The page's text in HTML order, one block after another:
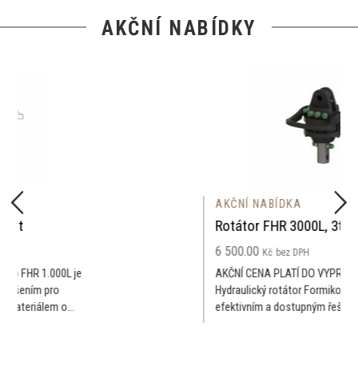
AKČNÍ NABÍDKY
AKČNÍ CENA PLATÍ DO VYPRODÁNÍ ZÁSOB!
Hydraulický rotátor Formiko FHR 3.000L je
efektivním a dostupným řešením pro...